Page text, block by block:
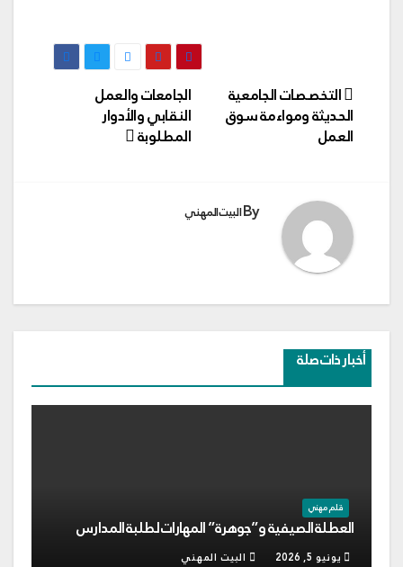
تصفّح
المقالات
الجامعات والعمل
النقابي والأدوار
المطلوبة
التخصصات الجامعية
الحديثة ومواءمة سوق
العمل
Byالبيت المهني
أخبار ذات صلة
قلم مهني
العطلة الصيفية و”جوهرة” المهارات لطلبة المدارس
يونيو 5, 2026 البيت المهني